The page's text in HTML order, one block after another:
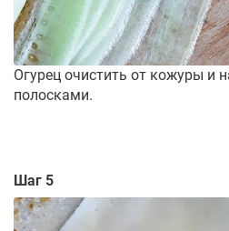
Огурец очистить от кожуры и
полосками.
Шаг 5